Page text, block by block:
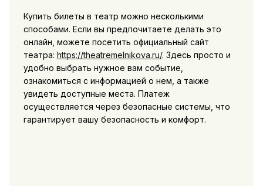
Купить билеты в театр можно несколькими
способами. Если вы предпочитаете делать это
онлайн, можете посетить официальный сайт
театра: https://theatremelnikova.ru/. Здесь просто и
удобно выбрать нужное вам событие,
ознакомиться с информацией о нем, а также
увидеть доступные места. Платеж
осуществляется через безопасные системы, что
гарантирует вашу безопасность и комфорт.